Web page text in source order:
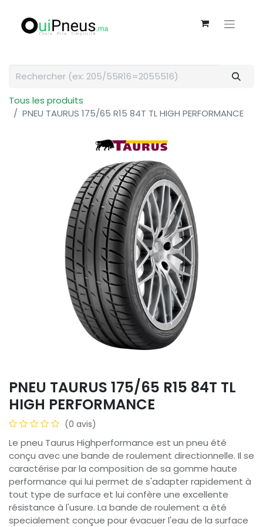
Tous les produits
PNEU TAURUS 175/65 R15 84T TL HIGH PERFORMANCE
PNEU TAURUS 175/65 R15 84T TL
HIGH PERFORMANCE
(0 avis)
Le pneu Taurus Highperformance est un pneu été
conçu avec une bande de roulement directionnelle. Il se
caractérise par la composition de sa gomme haute
performance qui lui permet de s'adapter rapidement à
tout type de surface et lui confère une excellente
résistance à l'usure. La bande de roulement a été
specialement conçue pour évacuer l'eau de la surface